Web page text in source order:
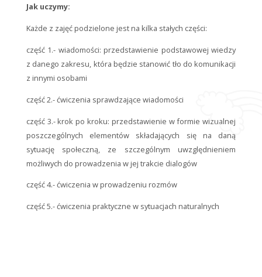
Jak uczymy:
Każde z zajęć podzielone jest na kilka stałych części:
część 1.- wiadomości: przedstawienie podstawowej wiedzy
z danego zakresu, która będzie stanowić tło do komunikacji
z innymi osobami
część 2.- ćwiczenia sprawdzające wiadomości
część 3.- krok po kroku: przedstawienie w formie wizualnej
poszczególnych elementów składających się na daną
sytuację społeczną, ze szczególnym uwzględnieniem
możliwych do prowadzenia w jej trakcie dialogów
część 4.- ćwiczenia w prowadzeniu rozmów
część 5.- ćwiczenia praktyczne w sytuacjach naturalnych